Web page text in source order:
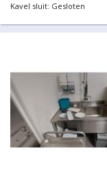
Kavel sluit: Gesloten